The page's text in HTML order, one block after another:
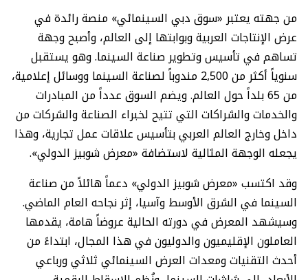
من جهته يعتبر «سوق دبي السينمائي» منصة رائدة في
عرض الإنتاجات العربية وبوابتها إلى العالم، وأصبح وجهة
تساهم في تأسيس وتطوير صناعة السينما. وهو يستقبل
سنوياً أكثر من 2,500 مندوباً لصناعة السينما ووسائل إعلامية،
من 65 بلداً حول العالم. ويضم السوق عدداً من المبادرات
والخدمات والشراكات التي تتيح لخبراء الصناعة والشركات من
داخل وخارج العالم العربي بتأسيس علاقات عمل تجارية، وهذا
يجعله الوجهة المثالية لاستضافة «معرض شوبيز الدولي».
وقد اكتسب «معرض شوبيز الدولي» دعماً هائلاً من صناعة
السينما في الشرق الأوسط وآسيا، إثر نجاحه العام الماضي.
وسيشهد المعرض في دورته الحالية عروضاً هامة، يقدمها
العاملون الإقليميون والدوليون في هذا المجال، ابتداءً من
أحدث التقنيات ومعدات العرض السينمائي ثلاثي ورباعي